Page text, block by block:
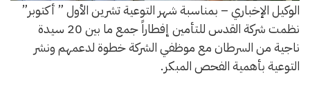
الوكيل الإخباري – بمناسبة شهر التوعية تشرين الأول ” أكتوبر”
نظمت شركة القدس للتأمين إفطاراً جمع ما بين 20 سيدة
ناجية من السرطان مع موظفي الشركة خطوة لدعمهم ونشر
التوعية بأهمية الفحص المبكر.